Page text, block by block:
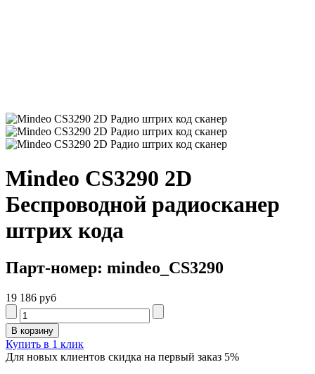
Mindeo CS3290 2D
Беспроводной радиосканер
штрих кода
Парт-номер: mindeo_CS3290
19 186 руб
Купить в 1 клик
Для новых клиентов скидка на первый заказ 5%